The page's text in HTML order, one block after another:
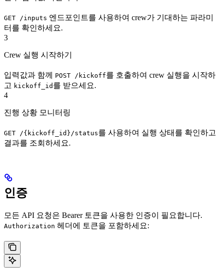
GET /inputs 엔드포인트를 사용하여 crew가 기대하는 파라미
터를 확인하세요.
3
Crew 실행 시작하기
입력값과 함께 POST /kickoff를 호출하여 crew 실행을 시작하
고 kickoff_id 를 받으세요.
4
진행 상황 모니터링
GET /{kickoff_id}/status를 사용하여 실행 상태를 확인하고
결과를 조회하세요.
인증
모든 API 요청은 Bearer 토큰을 사용한 인증이 필요합니다.
Authorization 헤더에 토큰을 포함하세요: